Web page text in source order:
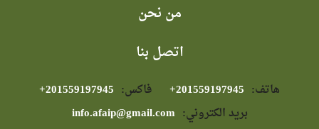
من نحن
اتصل بنا
هاتف: فاكس:
بريد الكتروني: info.afaip@gmail.com